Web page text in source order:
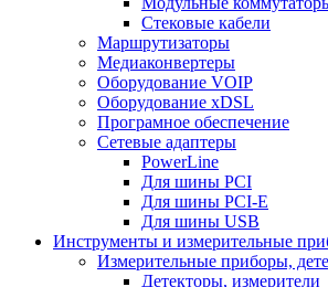
Стековые кабели
Маршрутизаторы
Медиаконвертеры
Оборудование VOIP
Оборудование xDSL
Програмное обеспечение
Сетевые адаптеры
PowerLine
Для шины PCI
Для шины PCI-E
Для шины USB
Инструменты и измерительные
Измерительные приборы,
Детекторы, измерители